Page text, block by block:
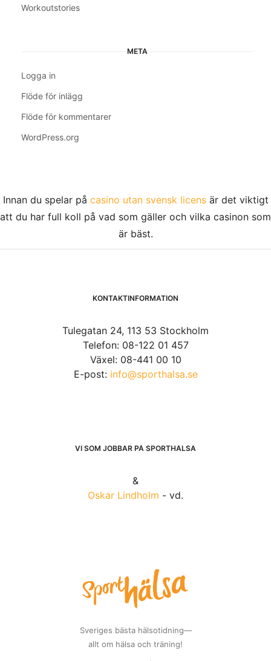
Workoutstories
META
Logga in
Flöde för inlägg
Flöde för kommentarer
WordPress.org
Innan du spelar på casino utan svensk licensär det viktigt
att du har full koll på vad som gäller och vilka casinon som
är bäst.
KONTAKTINFORMATION
Tulegatan 24, 113 53 Stockholm
Telefon: 08-122 01 457
Växel: 08-441 00 10
E-post: info@sporthalsa.se
VI SOM JOBBAR PÅ SPORTHÄLSA
&
Oskar Lindholm - vd.
Sveriges bästa hälsotidning—
allt om hälsa och träning!